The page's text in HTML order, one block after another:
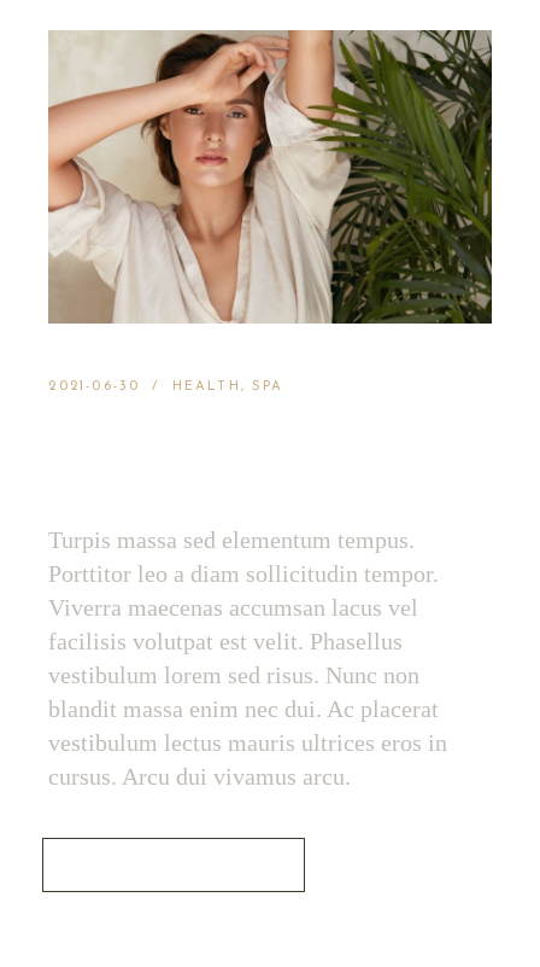
2021-06-30 HEALTH SPA
Turpis massa sed elementum tempus.
Porttitor leo a diam sollicitudin tempor.
Viverra maecenas accumsan lacus vel
facilisis volutpat est velit. Phasellus
vestibulum lorem sed risus. Nunc non
blandit massa enim nec dui. Ac placerat
vestibulum lectus mauris ultrices eros in
cursus. Arcu dui vivamus arcu.